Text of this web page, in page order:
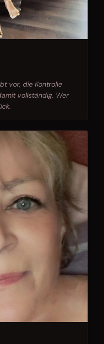
vor, die Kontrolle
vollständig. Wer